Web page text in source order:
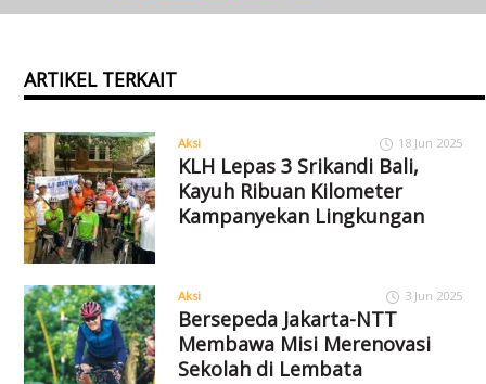
ARTIKEL TERKAIT
Aksi 18 Jun 2025
KLH Lepas 3 Srikandi Bali,
Kayuh Ribuan Kilometer
Kampanyekan Lingkungan
Aksi 3 Jun 2025
Bersepeda Jakarta-NTT
Membawa Misi Merenovasi
Sekolah di Lembata